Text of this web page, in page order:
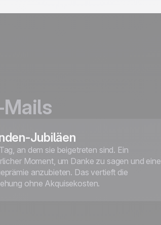
Jubiläen
an dem sie beigetreten sind. Ein
Moment, um Danke zu sagen und eine
anzubieten. Das vertieft die
ohne Akquisekosten.